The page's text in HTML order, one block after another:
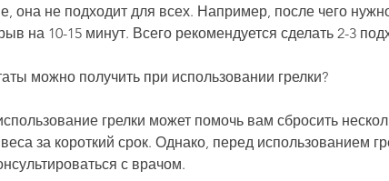
она не подходит для всех. Например, после чего
на 10-15 минут. Всего рекомендуется сделать 2-3
можно получить при использовании грелки?
грелки может помочь вам сбросить
за короткий срок. Однако, перед использованием
с врачом.